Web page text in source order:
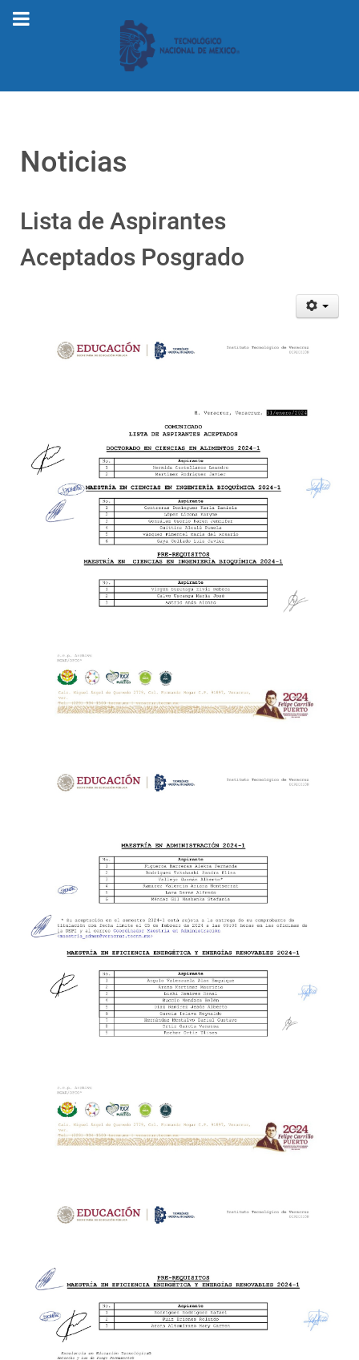
Noticias
Lista de Aspirantes
Aceptados Posgrado